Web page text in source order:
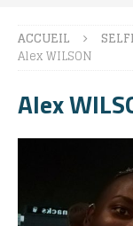
ACCUEIL
Alex WILSON
Alex